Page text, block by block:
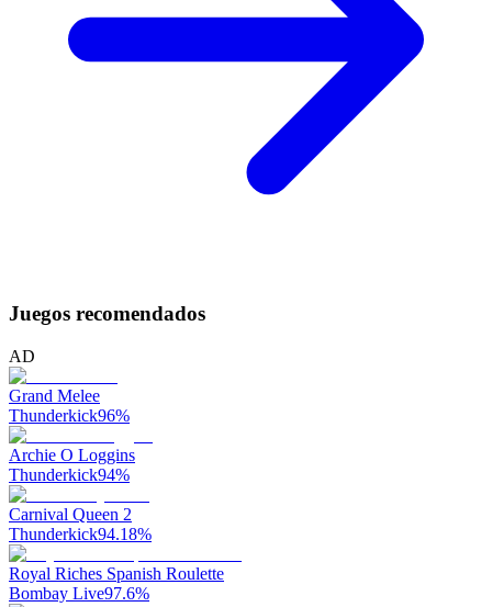
Juegos recomendados
AD
Grand Melee
Thunderkick96%
Archie O Loggins
Thunderkick94%
Carnival Queen 2
Thunderkick94.18%
Royal Riches Spanish Roulette
Bombay Live97.6%